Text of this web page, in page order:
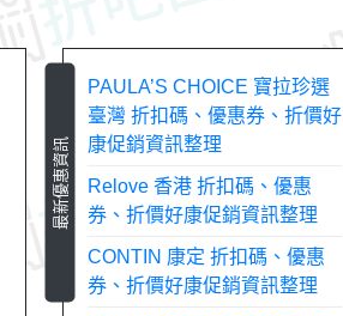
最新優惠資訊
PAULA’S CHOICE 寶拉珍選
臺灣 折扣碼、優惠券、折價好
康促銷資訊整理
Relove 香港 折扣碼、優惠
券、折價好康促銷資訊整理
CONTIN 康定 折扣碼、優惠
券、折價好康促銷資訊整理